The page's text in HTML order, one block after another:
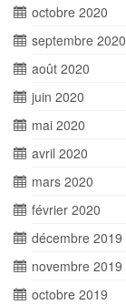
octobre 2020
septembre 2020
août 2020
juin 2020
mai 2020
avril 2020
mars 2020
février 2020
décembre 2019
novembre 2019
octobre 2019